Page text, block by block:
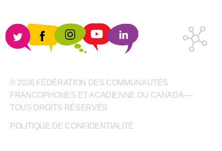
© 2026 FÉDÉRATION DES COMMUNAUTÉS
FRANCOPHONES ET ACADIENNE DU CANADA —
TOUS DROITS RÉSERVÉS
POLITIQUE DE CONFIDENTIALITÉ